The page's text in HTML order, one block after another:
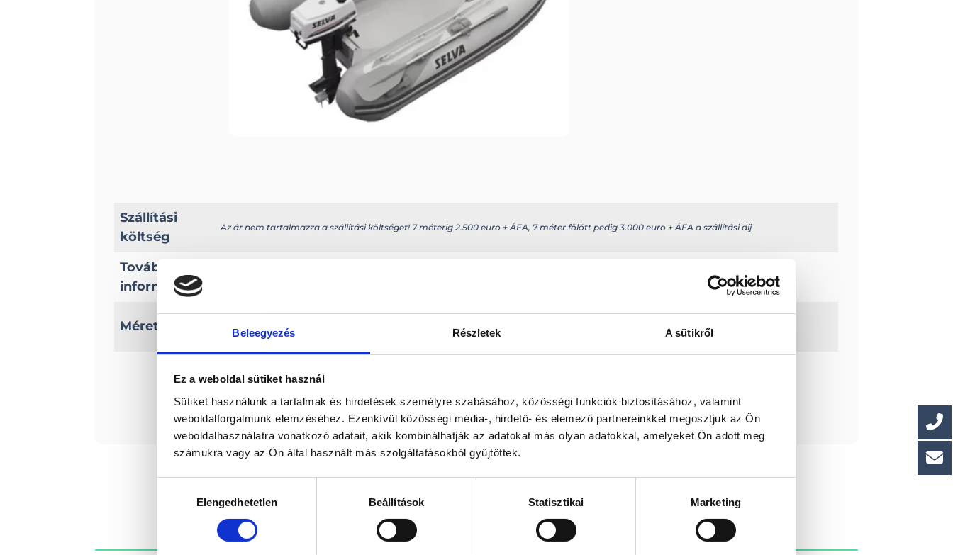
Beleegyezés Részletek A sütikről
Ez a weboldal sütiket használ
Sütiket használunk a tartalmak és hirdetések személyre szabásához, közösségi funkciók biztosításához, valamint
weboldalforgalmunk elemzéséhez. Ezenkívül közösségi média-, hirdető- és elemező partnereinkkel megosztjuk az Ön
weboldalhasználatra vonatkozó adatait, akik kombinálhatják az adatokat más olyan adatokkal, amelyeket Ön adott meg
számukra vagy az Ön által használt más szolgáltatásokból gyűjtöttek.
kiválasztásaElengedhetetlen Beállítások Statisztikai Marketing
Méretek
Hossz: 232 cm
Szélesség: 135 cm
Csőátmérő: 35 cm
Hajófenék területe: 0,88 m2
Szállítási
költség
Az ár nem tartalmazza a szállítási költséget! 7 méterig 2.500 euro + ÁFA, 7 méter fölött pedig 3.000 euro + ÁFA a szállítási díj
További
információk
Érdekel! Visszahívást kérek!
EZ IS ÉRDEKELHET